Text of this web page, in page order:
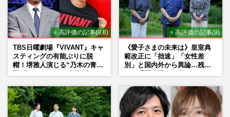
⭐ 高評価の記事(9.8)
TBS日曜劇場『VIVANT』キャ
スティングの有能ぶりに脱
帽！堺雅人演じる“乃木の青年
マン長男・櫻井海音だった
⭐ 高評価の記事(9)
《愛子さまの未来は》皇室典
範改正に「拙速」「女性差
別」と国内外から異論…残さ